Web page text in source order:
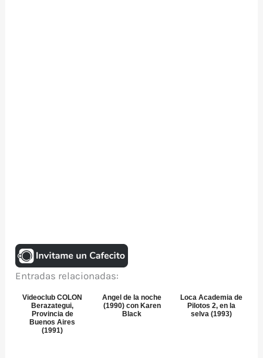
Entradas relacionadas:
Videoclub COLON
Berazategui,
Provincia de
Buenos Aires
(1991)
Angel de la noche
(1990) con Karen
Black
Loca Academia de
Pilotos 2, en la
selva (1993)